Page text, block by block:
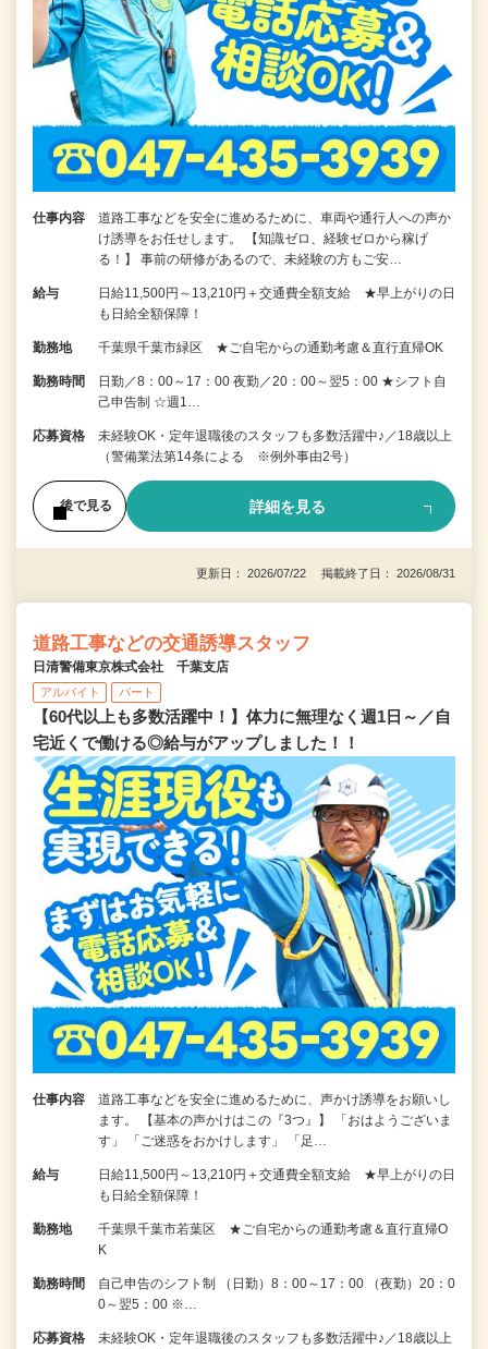
仕事内容
道路工事などを安全に進めるために、車両や通行人への声か
け誘導をお任せします。 【知識ゼロ、経験ゼロから稼げ
る！】 事前の研修があるので、未経験の方もご安…
給与
日給11,500円～13,210円＋交通費全額支給 ★早上がりの日
も日給全額保障！
勤務地 千葉県千葉市緑区 ★ご自宅からの通勤考慮＆直行直帰OK
勤務時間
日勤／8：00～17：00 夜勤／20：00～翌5：00 ★シフト自
己申告制 ☆週1…
応募資格
未経験OK・定年退職後のスタッフも多数活躍中♪／18歳以上
（警備業法第14条による ※例外事由2号）
後で見る 詳細を見る
更新日： 2026/07/22 掲載終了日： 2026/08/31
道路工事などの交通誘導スタッフ
日清警備東京株式会社 千葉支店
アルバイト パート
【60代以上も多数活躍中！】体力に無理なく週1日～／自
宅近くで働ける◎給与がアップしました！！
仕事内容
道路工事などを安全に進めるために、声かけ誘導をお願いし
ます。 【基本の声かけはこの『3つ』】 「おはようございま
す」 「ご迷惑をおかけします」 「足…
給与
日給11,500円～13,210円＋交通費全額支給 ★早上がりの日
も日給全額保障！
勤務地
千葉県千葉市若葉区 ★ご自宅からの通勤考慮＆直行直帰O
K
勤務時間
自己申告のシフト制 （日勤）8：00～17：00 （夜勤）20：0
0～翌5：00 ※…
応募資格
未経験OK・定年退職後のスタッフも多数活躍中♪／18歳以上